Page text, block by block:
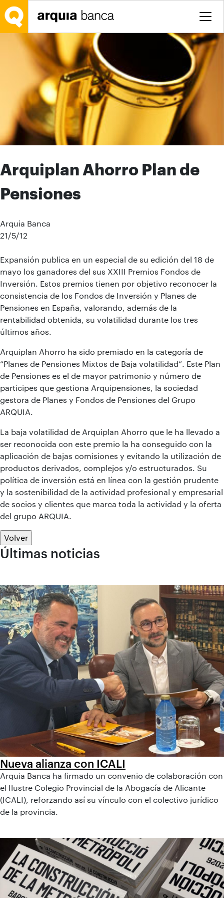
Saltar al contenido principal
Arquiplan Ahorro Plan de
Pensiones
Arquia Banca
21/5/12
Expansión publica en un especial de su edición del 18 de
mayo los ganadores del sus XXIII Premios Fondos de
Inversión. Estos premios tienen por objetivo reconocer la
consistencia de los Fondos de Inversión y Planes de
Pensiones en España, valorando, además de la
rentabilidad obtenida, su volatilidad durante los tres
últimos años.
Arquiplan Ahorro ha sido premiado en la categoría de
“Planes de Pensiones Mixtos de Baja volatilidad”. Este Plan
de Pensiones es el de mayor patrimonio y número de
participes que gestiona Arquipensiones, la sociedad
gestora de Planes y Fondos de Pensiones del Grupo
ARQUIA.
La baja volatilidad de Arquiplan Ahorro que le ha llevado a
ser reconocida con este premio la ha conseguido con la
aplicación de bajas comisiones y evitando la utilización de
productos derivados, complejos y/o estructurados. Su
política de inversión está en línea con la gestión prudente
y la sostenibilidad de la actividad profesional y empresarial
de socios y clientes que marca toda la actividad y la oferta
del grupo ARQUIA.
Volver
Últimas noticias
Nueva alianza con ICALI
Arquia Banca ha firmado un convenio de colaboración con
el Ilustre Colegio Provincial de la Abogacía de Alicante
(ICALI), reforzando así su vínculo con el colectivo jurídico
de la provincia.